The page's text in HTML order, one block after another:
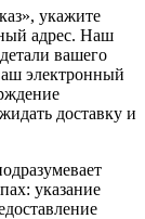
укажите
адрес. Наш
вашего
электронный
доставку и
указание